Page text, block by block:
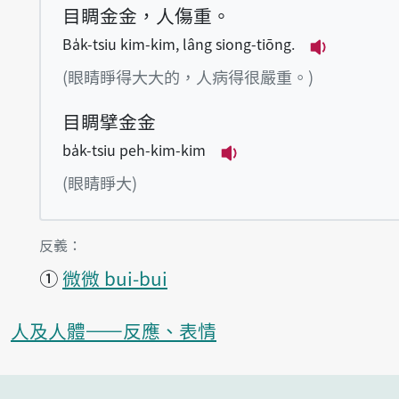
目睭金金，人傷重。
Ba̍k-tsiu kim-kim, lâng siong-tiōng.
(眼睛睜得大大的，人病得很嚴重。)
目睭擘金金
ba̍k-tsiu peh-kim-kim
(眼睛睜大)
第1項釋義的
反義：
①微微 bui-bui
人及人體——反應、表情